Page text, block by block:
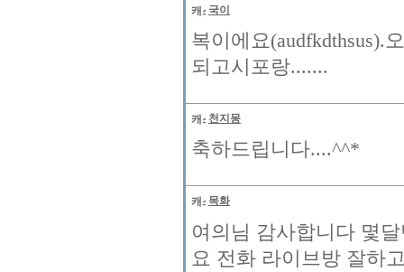
국이
복이에요(audfkdthsus).
되고시포랑.......
천지몽
축하드립니다....^^*
목화
여의님 감사합니다 몇
요 전화 라이브방 잘하